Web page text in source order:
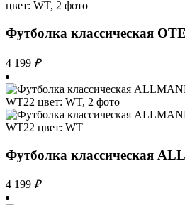
Футболка классическая
4 199 ₽
Футболка классическая
4 199 ₽